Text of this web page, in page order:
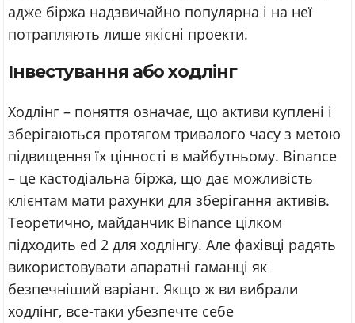
адже біржа надзвичайно популярна і на неї
потрапляють лише якісні проекти.
Інвестування або ходлінг
Ходлінг – поняття означає, що активи куплені і
зберігаються протягом тривалого часу з метою
підвищення їх цінності в майбутньому. Binance
– це кастодіальна біржа, що дає можливість
клієнтам мати рахунки для зберігання активів.
Теоретично, майданчик Вinance цілком
підходить ed 2 для ходлінгу. Але фахівці радять
використовувати апаратні гаманці як
безпечніший варіант. Якщо ж ви вибрали
ходлінг, все-таки убезпечте себе